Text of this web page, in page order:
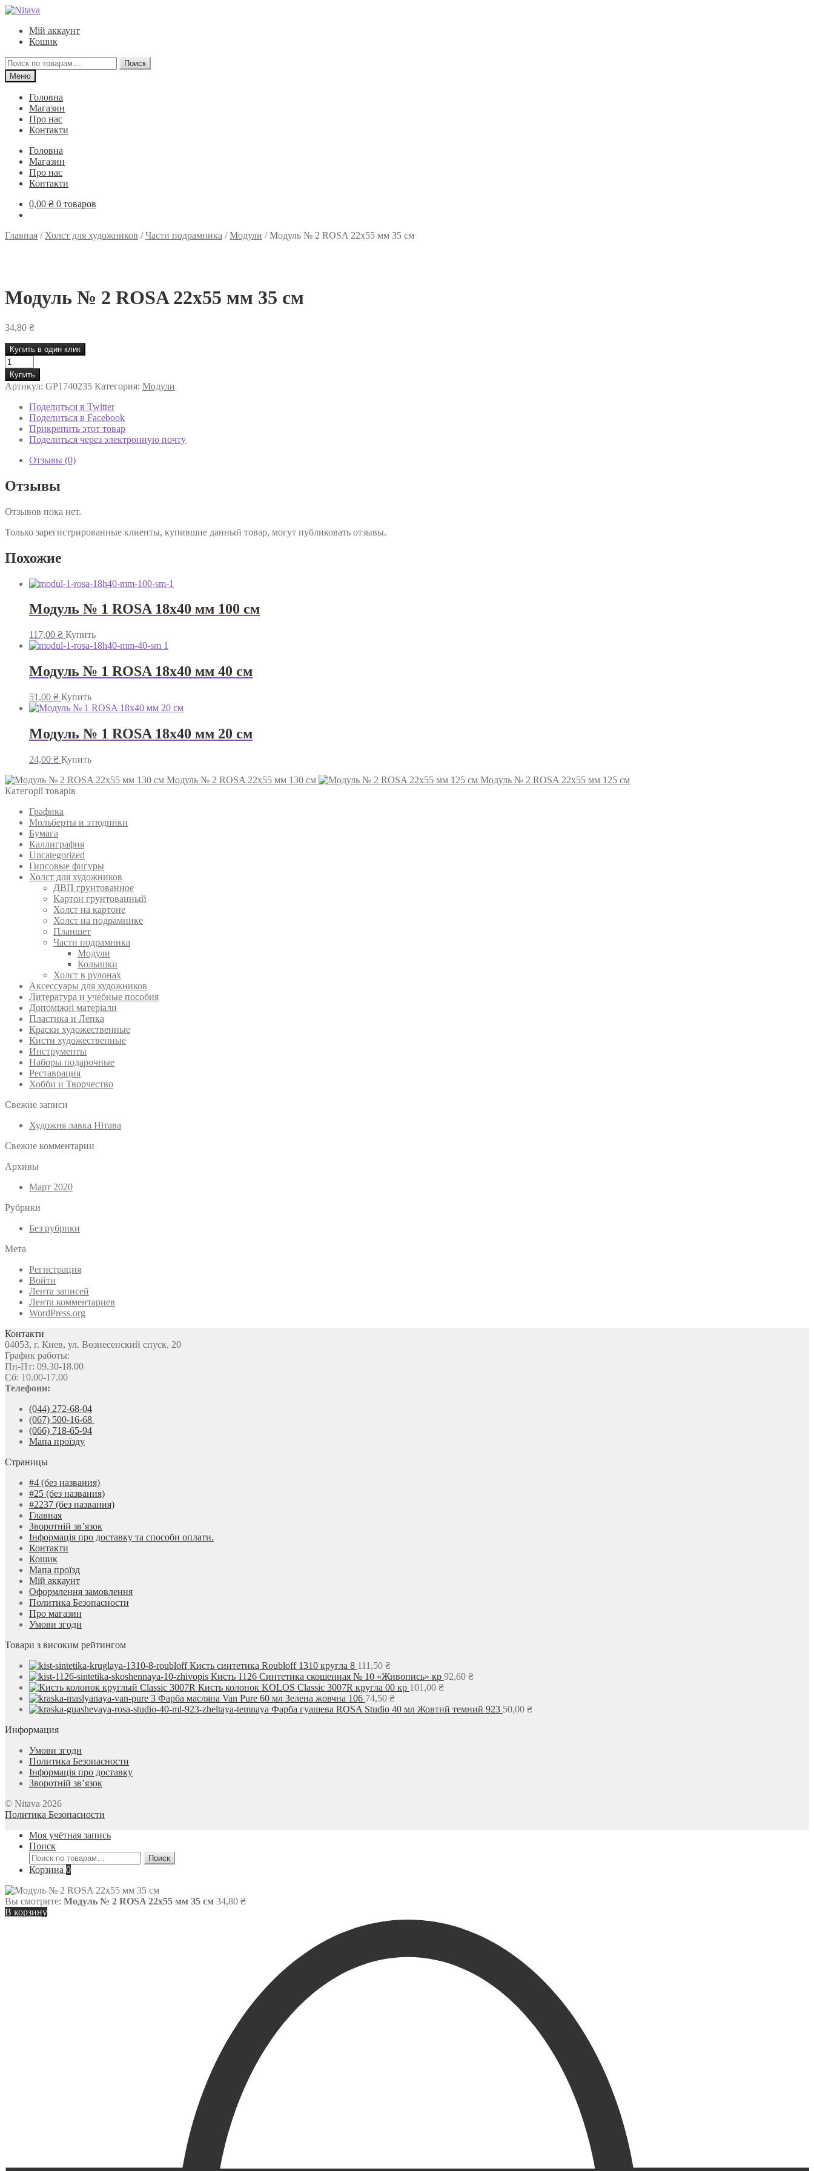
Перейти
навигации
Перейти
содержимому
Мій аккаунт
Кошик
Искать:
Поиск
Меню
Головна
Магазин
Про нас
Контакти
Головна
Магазин
Про нас
Контакти
0,00 ₴ 0 товаров
Главная / Холст для художников /Части подрамника /Модули /Модуль № 2 ROSA 22х55 мм 35 см
Модуль № 2 ROSA 22х55 мм 35 см
34,80 ₴
Купить в один клик
Количество
товара
Модуль
№
ROSA
22х55
Купить
Артикул: GP1740235 Категория: Модули
Поделиться в Twitter
Поделиться в Facebook
Прикрепить этот товар
Поделиться через электронную почту
Отзывы (0)
Отзывы
Отзывов пока нет.
Только зарегистрированные клиенты, купившие данный товар, могут публиковать отзывы.
Похожие
Модуль № 1 ROSA 18х40 мм 100 см
117,00 ₴ Купить
Модуль № 1 ROSA 18х40 мм 40 см
51,00 ₴ Купить
Модуль № 1 ROSA 18х40 мм 20 см
24,00 ₴ Купить
Модуль № 2 ROSA 22х55 мм 130 см
Модуль № 2 ROSA 22х55 мм 125 см
Категорії товарів
Графика
Мольберты и этюдники
Бумага
Каллиграфия
Uncategorized
Гипсовые фигуры
Холст для художников
ДВП грунтованное
Картон грунтованный
Холст на картоне
Холст на подрамнике
Планшет
Части подрамника
Модули
Колышки
Холст в рулонах
Аксессуары для художников
Литература и учебные пособия
Допоміжні матеріали
Пластика и Лепка
Краски художественные
Кисти художественные
Инструменты
Наборы подарочные
Реставрация
Хобби и Творчество
Свежие записи
Художня лавка Нітава
Свежие комментарии
Архивы
Март 2020
Рубрики
Без рубрики
Мета
Регистрация
Войти
Лента записей
Лента комментариев
WordPress.org
Контакти
04053, г. Киев, ул. Вознесенский спуск, 20
График работы:
Пн-Пт: 09.30-18.00
Сб: 10.00-17.00
Телефони:
(044) 272-68-04
(067) 500-16-68
(066) 718-65-94
Мапа проїзду
Страницы
#4 (без названия)
#25 (без названия)
#2237 (без названия)
Главная
Зворотній зв’язок
Інформація про доставку та способи оплати.
Контакти
Кошик
Мапа проїзд
Мій аккаунт
Оформлення замовлення
Политика Безопасности
Про магазин
Умови згоди
Товари з високим рейтингом
Кисть синтетика Roubloff 1310 кругла 8 111,50 ₴
Кисть 1126 Синтетика скошенная № 10 «Живопись» кр 92,60 ₴
Кисть колонок KOLOS Classic 3007R кругла 00 кр 101,00 ₴
Фарба масляна Van Pure 60 мл Зелена жовчна 106 74,50 ₴
Фарба гуашева ROSA Studio 40 мл Жовтий темний 923 50,00 ₴
Информация
Умови згоди
Политика Безопасности
Інформація про доставку
Зворотній зв’язок
© Nitava 2026
Политика Безопасности
Моя учётная запись
Поиск
Искать:
Поиск
Корзина 0
Вы смотрите: Модуль № 2 ROSA 22х55 мм 35 см 34,80 ₴
В корзину